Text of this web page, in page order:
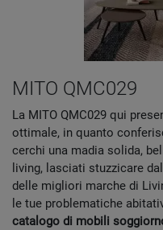
MITO QMC029
La MITO QMC029 qui
ottimale, in quanto
cerchi una madia solida,
living, lasciati stuzzicare
delle migliori marche di
le tue problematiche
catalogo di mobili